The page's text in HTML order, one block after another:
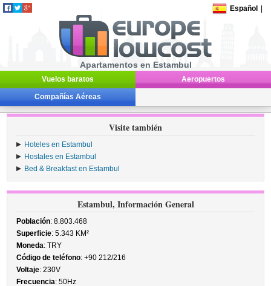
Español
Apartamentos en Estambul
Vuelos baratos Aeropuertos
Compañías Aéreas
Visite también
Hoteles en Estambul
Hostales en Estambul
Bed & Breakfast en Estambul
Estambul, Información General
Población: 8.803.468
Superficie: 5.343 KM²
Moneda: TRY
Código de teléfono: +90 212/216
Voltaje: 230V
Frecuencia: 50Hz